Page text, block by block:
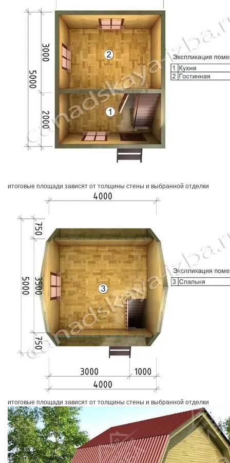
итоговые площади зависят от толщины стены и выбранной отделки
итоговые площади зависят от толщины стены и выбранной отделки